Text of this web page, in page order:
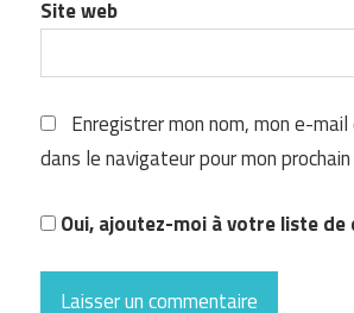
Site web
Enregistrer mon nom, mon e-
dans le navigateur pour mon
Oui, ajoutez-moi à votre liste